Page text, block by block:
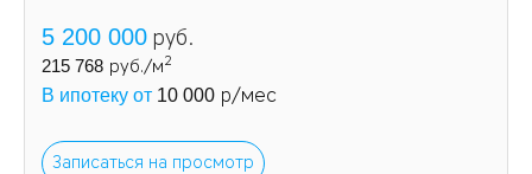
5 200 000 руб.
215 768 руб./м2
В ипотеку от 10 000 р/мес
Записаться на просмотр